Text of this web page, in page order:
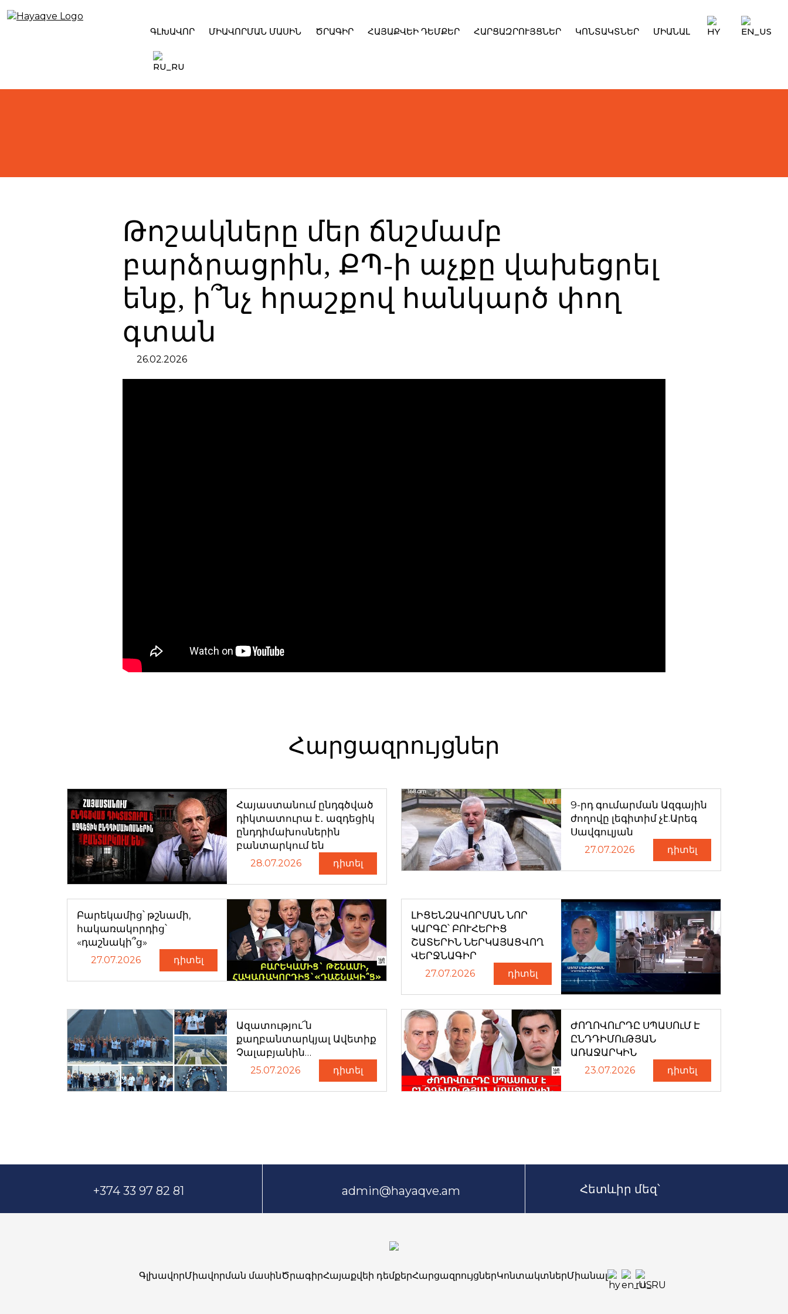
to
ԳԼԽԱՎՈՐ ՄԻԱՎՈՐՄԱՆ ՄԱՍԻՆ ԾՐԱԳԻՐ ՀԱՅԱՔՎԵԻ ԴԵՄՔԵՐ ՀԱՐՑԱԶՐՈՒՅՑՆԵՐ ԿՈՆՏԱԿՏՆԵՐ ՄԻԱՆԱԼ
Թոշակները մեր ճնշմամբ
բարձրացրին, ՔՊ-ի աչքը վախեցրել
ենք, ի՞նչ հրաշքով հանկարծ փող
գտան
26.02.2026
Հարցազրույցներ
Հայաստանում ընդգծված
դիկտատուրա է․ ազդեցիկ
ընդդիմախոսներին
բանտարկում են
28.07.2026 դիտել
9-րդ գումարման Ազգային
ժողովը լեգիտիմ չէ.Արեգ
Սավգուլյան
27.07.2026 դիտել
Բարեկամից՝ թշնամի,
հակառակորդից՝
«դաշնակի՞ց»
27.07.2026 դիտել
ԼԻՑԵՆԶԱՎՈՐՄԱՆ ՆՈՐ
ԿԱՐԳԸ՝ ԲՈՒՀԵՐԻՑ
ՇԱՏԵՐԻՆ ՆԵՐԿԱՅԱՑՎՈՂ
ՎԵՐՋՆԱԳԻՐ
27.07.2026 դիտել
Ազատությու՜ն
քաղբանտարկյալ Ավետիք
Չալաբյանին…
25.07.2026 դիտել
ԺՈՂՈՎՈւՐԴԸ ՍՊԱՍՈւՄ Է
ԸՆԴԴԻՄՈւԹՅԱՆ
ԱՌԱՋԱՐԿԻՆ
23.07.2026 դիտել
+374 33 97 82 81 admin@hayaqve.am Հետևիր մեզ՝
ԳլխավորՄիավորման մասինԾրագիրՀայաքվեի դեմքերՀարցազրույցներԿոնտակտներՄիանալ